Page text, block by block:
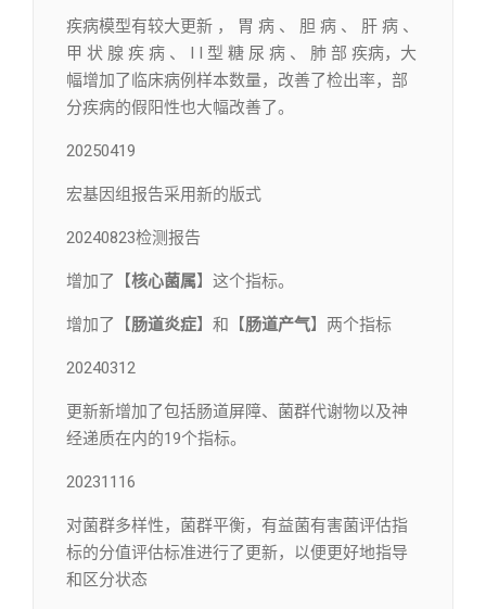
疾病模型有较大更新 ， 胃 病 、 胆 病 、 肝 病 、
甲 状 腺 疾 病 、 I I 型 糖 尿 病 、 肺 部 疾病，大
幅增加了临床病例样本数量，改善了检出率，部
分疾病的假阳性也大幅改善了。
20250419
宏基因组报告采用新的版式
20240823检测报告
增加了【核心菌属】这个指标。
增加了【肠道炎症】和【肠道产气】两个指标
20240312
更新新增加了包括肠道屏障、菌群代谢物以及神
经递质在内的19个指标。
20231116
对菌群多样性，菌群平衡，有益菌有害菌评估指
标的分值评估标准进行了更新，以便更好地指导
和区分状态